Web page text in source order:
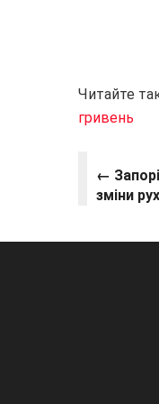
Читайте
гривень
←
зміни